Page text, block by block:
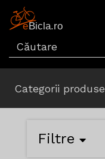
Categorii produse
Filtre